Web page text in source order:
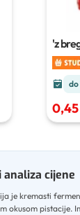
'z
150 g
do
analiza cijene
je kremasti
okusom pistacije.